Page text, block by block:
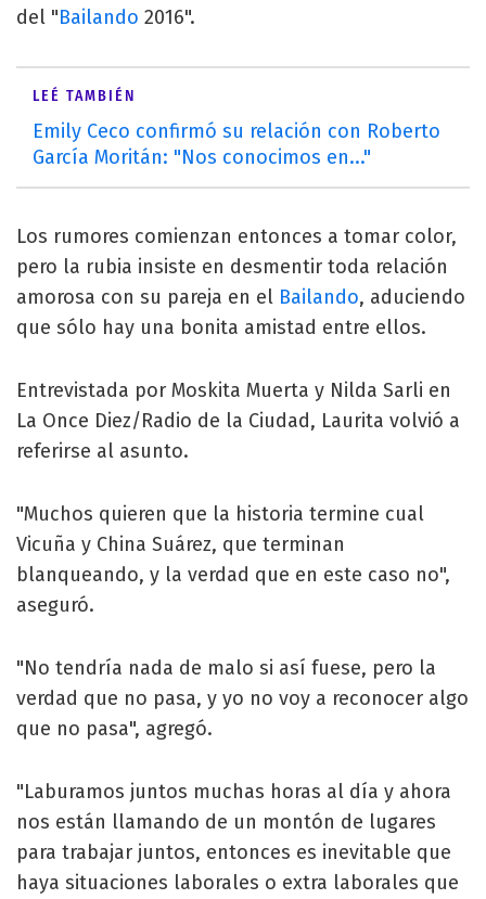
del "Bailando 2016".
LEÉ TAMBIÉN
Emily Ceco confirmó su relación con Roberto
García Moritán: "Nos conocimos en..."
Los rumores comienzan entonces a tomar color,
pero la rubia insiste en desmentir toda relación
amorosa con su pareja en el Bailando, aduciendo
que sólo hay una bonita amistad entre ellos.
Entrevistada por Moskita Muerta y Nilda Sarli en
La Once Diez/Radio de la Ciudad, Laurita volvió a
referirse al asunto.
"Muchos quieren que la historia termine cual
Vicuña y China Suárez, que terminan
blanqueando, y la verdad que en este caso no",
aseguró.
"No tendría nada de malo si así fuese, pero la
verdad que no pasa, y yo no voy a reconocer algo
que no pasa", agregó.
"Laburamos juntos muchas horas al día y ahora
nos están llamando de un montón de lugares
para trabajar juntos, entonces es inevitable que
haya situaciones laborales o extra laborales que